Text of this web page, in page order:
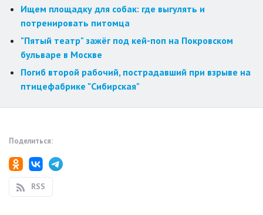
Ищем площадку для собак: где выгулять и
потренировать питомца
"Пятый театр" зажёг под кей-поп на Покровском
бульваре в Москве
Погиб второй рабочий, пострадавший при взрыве на
птицефабрике "Сибирская"
Поделиться:
RSS